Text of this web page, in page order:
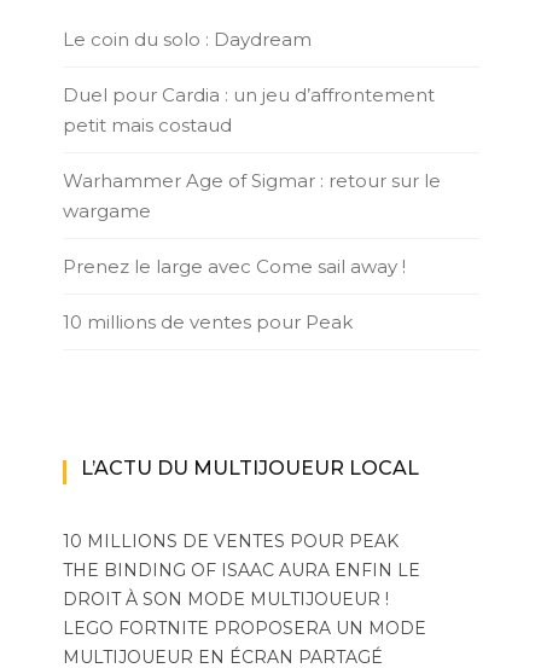
Le coin du solo : Daydream
Duel pour Cardia : un jeu d’affrontement
petit mais costaud
Warhammer Age of Sigmar : retour sur le
wargame
Prenez le large avec Come sail away !
10 millions de ventes pour Peak
L’ACTU DU MULTIJOUEUR LOCAL
10 MILLIONS DE VENTES POUR PEAK
THE BINDING OF ISAAC AURA ENFIN LE
DROIT À SON MODE MULTIJOUEUR !
LEGO FORTNITE PROPOSERA UN MODE
MULTIJOUEUR EN ÉCRAN PARTAGÉ